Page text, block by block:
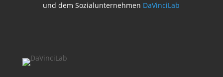
und dem Sozialunternehmen DaVinciLab